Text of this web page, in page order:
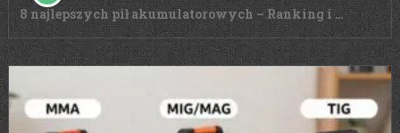
8 najlepszych pił akumulatorowych – Ranking i …